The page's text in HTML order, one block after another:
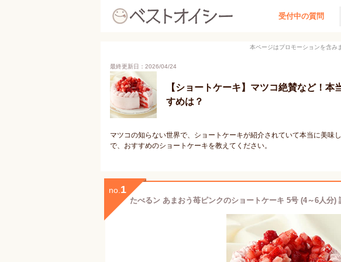
受付中の質問
本ページはプロモーションを含み
最終更新日：2026/04/24
【ショートケーキ】マツコ絶賛など！
すめは？
マツコの知らない世界で、ショートケーキが紹介されていて本当に美味
で、おすすめのショートケーキを教えてください。
no. 1